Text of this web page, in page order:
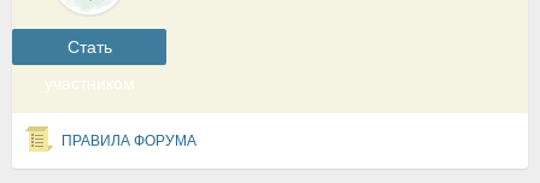
Cтать
участником
ПРАВИЛА ФОРУМА